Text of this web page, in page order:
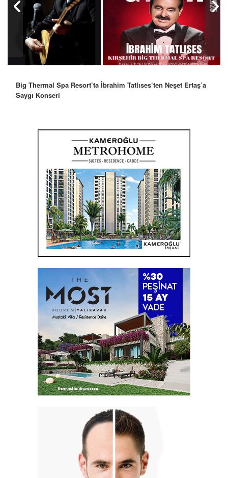
Big Thermal Spa Resort’ta İbrahim Tatlıses’ten Neşet Ertaş’a
Saygı Konseri
Robbie Williams’tan İstanbul’a Mesaj: “Unutulmaz Bir Gece
Olacak”